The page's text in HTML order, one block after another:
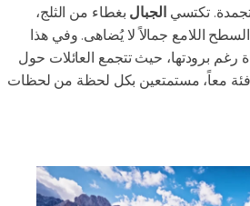
تكتسي الجبال بغطاء من الثلج،
اللامع جمالاً لا يُضاهى. وفي هذا
رغم برودتها، حيث تتجمع العائلات حول
معاً، مستمتعين بكل لحظة من لحظات